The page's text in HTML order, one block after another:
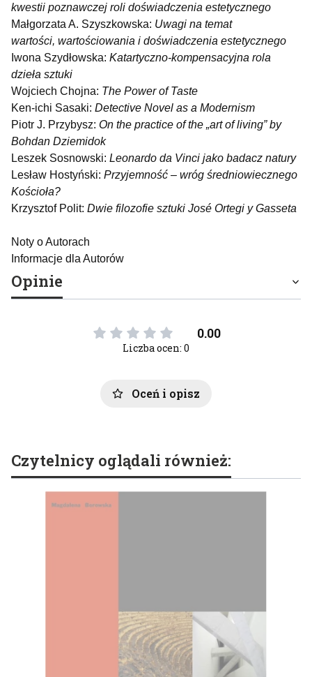
kwestii poznawczej roli doświadczenia estetycznego
Małgorzata A. Szyszkowska: Uwagi na temat
wartości, wartościowania i doświadczenia estetycznego
Iwona Szydłowska: Katartyczno-kompensacyjna rola
dzieła sztuki
Wojciech Chojna: The Power of Taste
Ken-ichi Sasaki: Detective Novel as a Modernism
Piotr J. Przybysz: On the practice of the „art of living” by
Bohdan Dziemidok
Leszek Sosnowski: Leonardo da Vinci jako badacz natury
Lesław Hostyński: Przyjemność – wróg średniowiecznego
Kościoła?
Krzysztof Polit: Dwie filozofie sztuki José Ortegi y Gasseta
Noty o Autorach
Informacje dla Autorów
Opinie
0.00
Liczba ocen: 0
Oceń i opisz
Czytelnicy oglądali również: